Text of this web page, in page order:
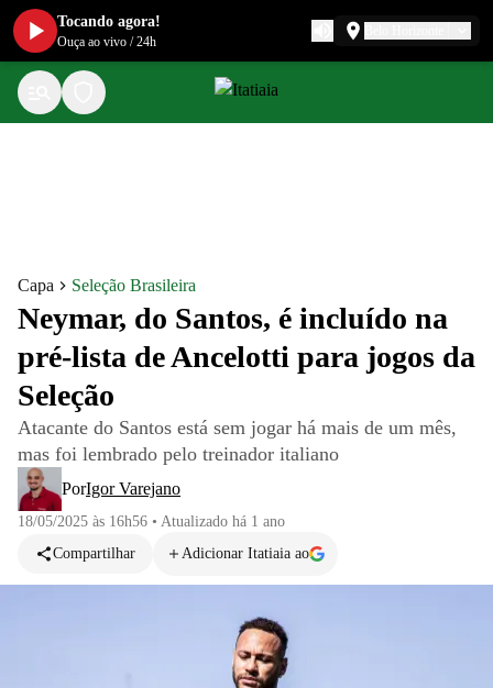
Capa Seleção Brasileira
Neymar, do Santos, é incluído na
pré-lista de Ancelotti para jogos da
Seleção
Atacante do Santos está sem jogar há mais de um mês,
mas foi lembrado pelo treinador italiano
PorIgor Varejano
18/05/2025 às 16h56 • Atualizado há 1 ano
Compartilhar
Adicionar Itatiaia ao
Tocando agora!
Ouça ao vivo /24h